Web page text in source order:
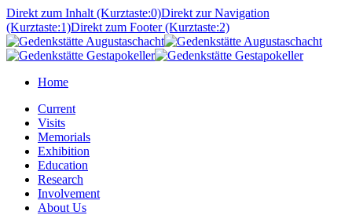
Direkt zum Inhalt (Kurztaste:0)Direkt zur Navigation
(Kurztaste:1)Direkt zum Footer (Kurztaste:2)
Home
Current
Visits
Memorials
Exhibition
Education
Research
Involvement
About Us